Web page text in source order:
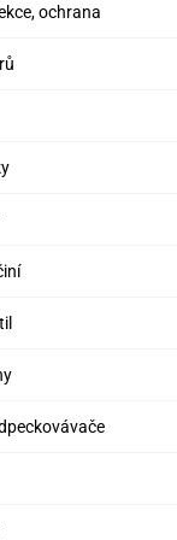
BOXY A TAŠKY NA
DOPLŇKY
VÝROBA SLIZU
ochrana